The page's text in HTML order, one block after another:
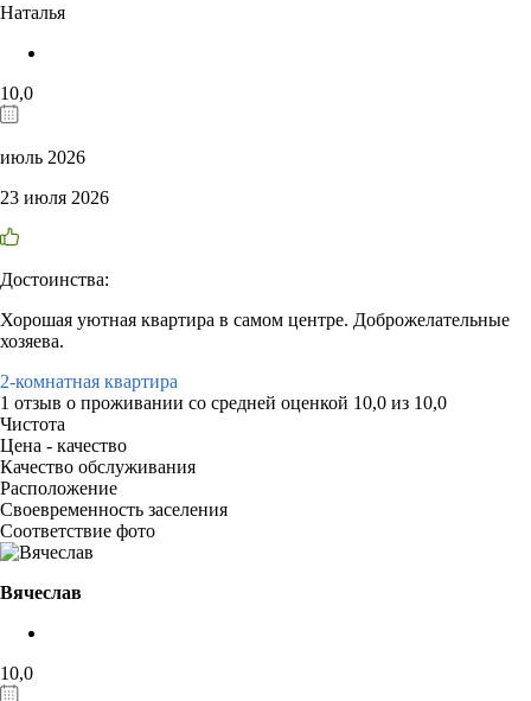
Наталья
10,0
июль 2026
23 июля 2026
Достоинства:
Хорошая уютная квартира в самом центре. Доброжелательные
хозяева.
2-комнатная квартира
1 отзыв о проживании со средней оценкой 10,0 из 10,0
Чистота
Цена - качество
Качество обслуживания
Расположение
Своевременность заселения
Соответствие фото
Вячеслав
10,0